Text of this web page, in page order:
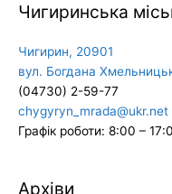
Чигиринська
Чигирин, 20901
вул. Богдана
(04730) 2-59-77
chygyryn_mrada@ukr.net
Графік роботи: 8:00 –
Архіви
Архіви